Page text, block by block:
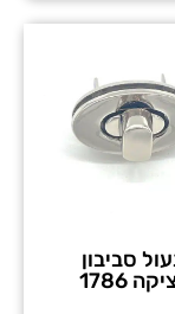
סביבון
1786